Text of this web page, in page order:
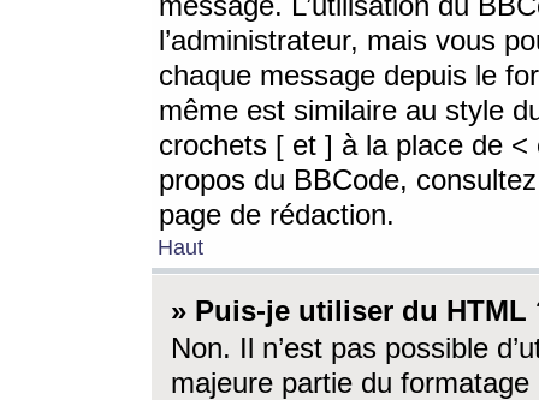
l’administrateur, mais vous
chaque message depuis le
même est similaire au style
crochets [ et ] à la place de <
propos du BBCode,
page de rédaction.
Haut
» Puis-je utiliser du HTML
Non. Il n’est pas possible
majeure partie du